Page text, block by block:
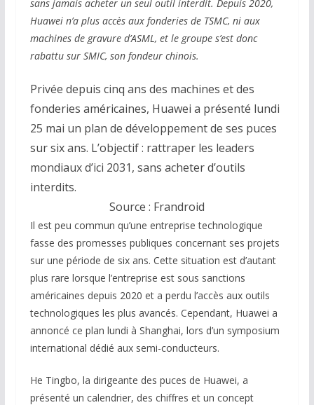
sans jamais acheter un seul outil interdit. Depuis 2020,
Huawei n’a plus accès aux fonderies de TSMC, ni aux
machines de gravure d’ASML, et le groupe s’est donc
rabattu sur SMIC, son fondeur chinois.
Privée depuis cinq ans des machines et des
fonderies américaines, Huawei a présenté lundi
25 mai un plan de développement de ses puces
sur six ans. L’objectif : rattraper les leaders
mondiaux d’ici 2031, sans acheter d’outils
interdits.
Source : Frandroid
Il est peu commun qu’une entreprise technologique
fasse des promesses publiques concernant ses projets
sur une période de six ans. Cette situation est d’autant
plus rare lorsque l’entreprise est sous sanctions
américaines depuis 2020 et a perdu l’accès aux outils
technologiques les plus avancés. Cependant, Huawei a
annoncé ce plan lundi à Shanghai, lors d’un symposium
international dédié aux semi-conducteurs.
He Tingbo, la dirigeante des puces de Huawei, a
présenté un calendrier, des chiffres et un concept